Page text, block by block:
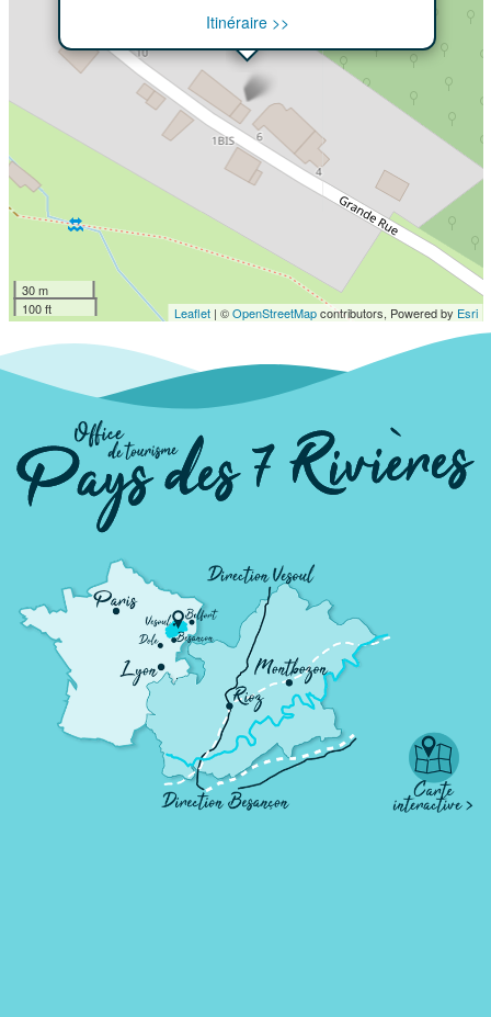
Itinéraire >>
30 m
100 ft
Leaflet| ©OpenStreetMapcontributors, Powered by Esri